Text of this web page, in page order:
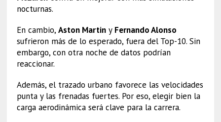
nocturnas.
En cambio, Aston Martiny Fernando Alonso
sufrieron más de lo esperado, fuera del Top-10. Sin
embargo, con otra noche de datos podrían
reaccionar.
Además, el trazado urbano favorece las velocidades
punta y las frenadas fuertes. Por eso, elegir bien la
carga aerodinámica será clave para la carrera.